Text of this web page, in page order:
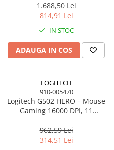
DPI, 8000Hz, USB‑C
1.688,50 Lei
814,91 Lei
IN STOC
ADAUGA IN COS
LOGITECH
910-005470
Logitech G502 HERO – Mouse
Gaming 16000 DPI, 11
ajustabile, USB
962,59 Lei
314,51 Lei